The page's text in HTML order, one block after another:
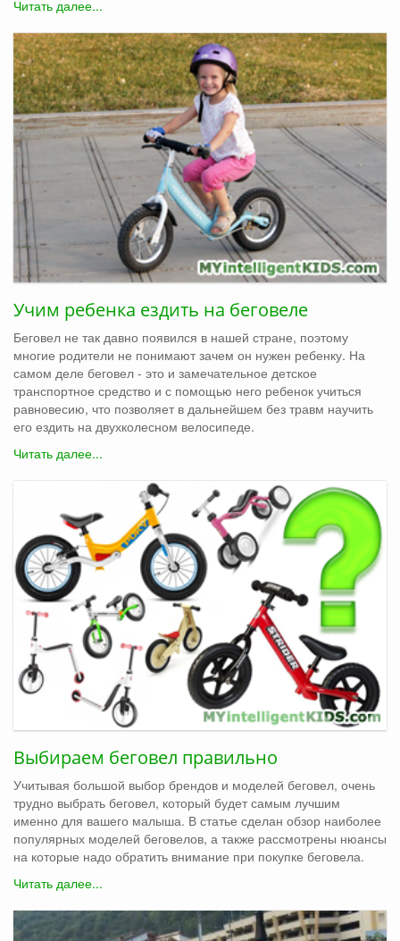
Читать далее...
Учим ребенка ездить на беговеле
Беговел не так давно появился в нашей стране, поэтому
многие родители не понимают зачем он нужен ребенку. На
самом деле беговел - это и замечательное детское
транспортное средство и с помощью него ребенок учиться
равновесию, что позволяет в дальнейшем без травм научить
его ездить на двухколесном велосипеде.
Читать далее...
Выбираем беговел правильно
Учитывая большой выбор брендов и моделей беговел, очень
трудно выбрать беговел, который будет самым лучшим
именно для вашего малыша. В статье сделан обзор наиболее
популярных моделей беговелов, а также рассмотрены нюансы
на которые надо обратить внимание при покупке беговела.
Читать далее...